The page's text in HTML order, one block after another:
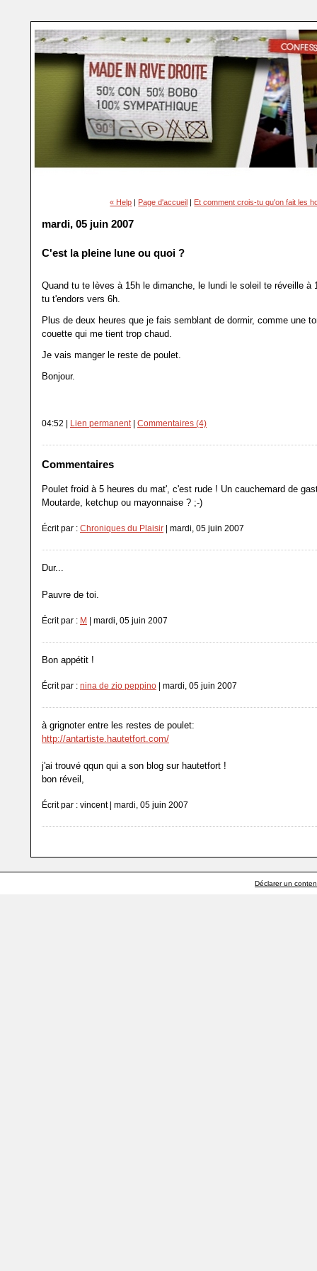
« Help | Page d'accueil | Et comment crois-tu qu'on fait les
mardi, 05 juin 2007
C'est la pleine lune ou quoi ?
Quand tu te lèves à 15h le dimanche, le lundi le soleil te réveille à
tu t'endors vers 6h.
Plus de deux heures que je fais semblant de dormir, comme une
couette qui me tient trop chaud.
Je vais manger le reste de poulet.
Bonjour.
04:52 | Lien permanent| Commentaires (4)
Commentaires
Poulet froid à 5 heures du mat', c'est rude ! Un cauchemard de
Moutarde, ketchup ou mayonnaise ? ;-)
Écrit par : Chroniques du Plaisir | mardi, 05 juin 2007
Dur...
Pauvre de toi.
Écrit par : M | mardi, 05 juin 2007
Bon appétit !
Écrit par : nina de zio peppino | mardi, 05 juin 2007
à grignoter entre les restes de poulet:
http://antartiste.hautetfort.com/
j'ai trouvé qqun qui a son blog sur hautetfort !
bon réveil,
Écrit par : vincent | mardi, 05 juin 2007
Déclarer un